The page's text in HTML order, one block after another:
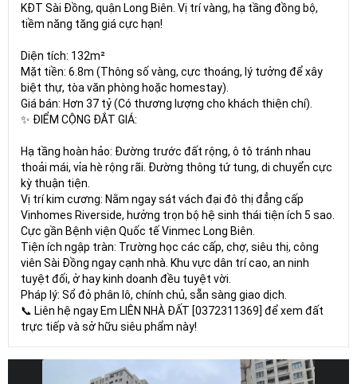
KĐT Sài Đồng, quận Long Biên. Vị trí vàng, hạ tầng đồng bộ,
tiềm năng tăng giá cực hạn!
Diện tích: 132m²
Mặt tiền: 6.8m (Thông số vàng, cực thoáng, lý tưởng để xây
biệt thự, tòa văn phòng hoặc homestay).
Giá bán: Hơn 37 tỷ (Có thương lượng cho khách thiện chí).
✨ ĐIỂM CỘNG ĐẮT GIÁ:
Hạ tầng hoàn hảo: Đường trước đất rộng, ô tô tránh nhau
thoải mái, vỉa hè rộng rãi. Đường thông tứ tung, di chuyển cực
kỳ thuận tiện.
Vị trí kim cương: Nằm ngay sát vách đại đô thị đẳng cấp
Vinhomes Riverside, hưởng trọn bộ hệ sinh thái tiện ích 5 sao.
Cực gần Bệnh viện Quốc tế Vinmec Long Biên.
Tiện ích ngập tràn: Trường học các cấp, chợ, siêu thị, công
viên Sài Đồng ngay cạnh nhà. Khu vực dân trí cao, an ninh
tuyệt đối, ở hay kinh doanh đều tuyệt vời.
Pháp lý: Sổ đỏ phân lô, chính chủ, sẵn sàng giao dịch.
📞 Liên hệ ngay Em LIÊN NHÀ ĐẤT [0372311369] để xem đất
trực tiếp và sở hữu siêu phẩm này!